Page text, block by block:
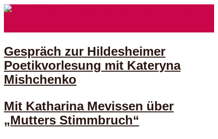
Gespräch zur Hildesheimer
Poetikvorlesung mit Kateryna
Mishchenko
Mit Katharina Mevissen über
„Mutters Stimmbruch“